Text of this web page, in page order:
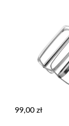
99,00 zł